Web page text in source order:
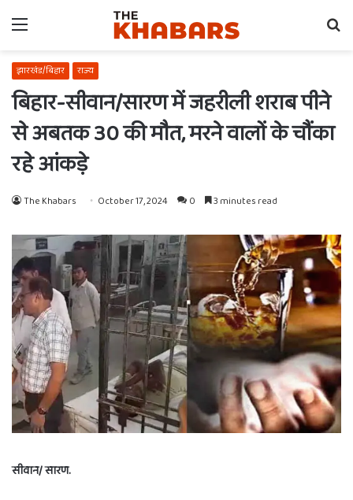
Menu
झारखंड/बिहार राज्य
बिहार-सीवान/सारण में जहरीली शराब पीने
से अबतक 30 की मौत, मरने वालों के चौंका
रहे आंकड़े
The Khabars October 17, 2024 0 3 minutes read
सीवान/ सारण.